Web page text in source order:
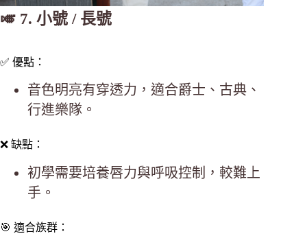
🎺 7. 小號 / 長號
✅ 優點：
音色明亮有穿透力，適合爵士、古典、
行進樂隊。
❌ 缺點：
初學需要培養唇力與呼吸控制，較難上
手。
🎯 適合族群：